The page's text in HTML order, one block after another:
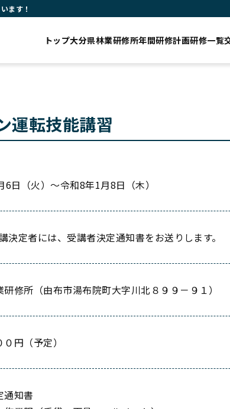
ます！
トップ大分県林業研修所年間研修計画研修一覧
運転技能講習
6日（火）～令和8年1月8日（木）
決定者には、受講者決定通知書をお送りします。
研修所（由布市湯布院町大字川北８９９－９１）
円（予定）
通知書